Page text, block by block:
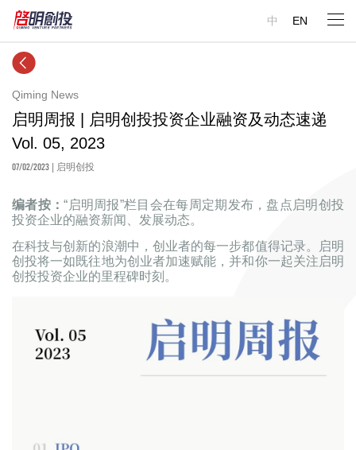
中 EN
Qiming News
启明周报 | 启明创投投资企业融资及动态速递
Vol. 05, 2023
07/02/2023 | 启明创投
编者按：“启明周报”栏目会在每周定期发布，盘点启明创投
投资企业的融资新闻、发展动态。
在科技与创新的浪潮中，创业者的每一步都值得记录。启明
创投将一如既往地为创业者加速赋能，并和你一起关注启明
创投投资企业的里程碑时刻。